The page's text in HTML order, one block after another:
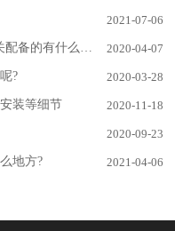
2021-07-06
的有什么方式 ? 2020-04-07
? 2020-03-28
装等细节 2020-11-18
2020-09-23
地方? 2021-04-06